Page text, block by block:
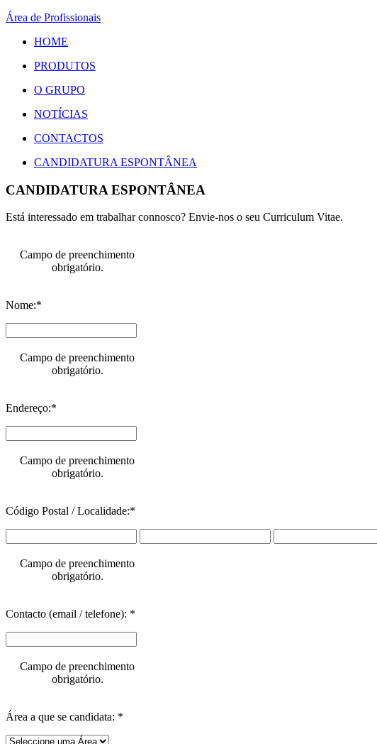
Área de Profissionais
HOME
PRODUTOS
O GRUPO
NOTÍCIAS
CONTACTOS
CANDIDATURA ESPONTÂNEA
CANDIDATURA ESPONTÂNEA
Está interessado em trabalhar connosco? Envie-nos o seu Curriculum Vitae.
Campo de preenchimento
obrigatório.
Nome:*
Campo de preenchimento
obrigatório.
Endereço:*
Campo de preenchimento
obrigatório.
Código Postal / Localidade:*
Campo de preenchimento
obrigatório.
Contacto (email / telefone): *
Campo de preenchimento
obrigatório.
Área a que se candidata: *